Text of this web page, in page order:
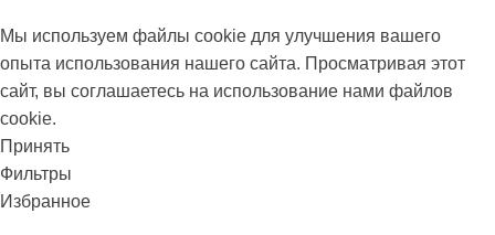
Мы используем файлы cookie для улучшения вашего
опыта использования нашего сайта. Просматривая этот
сайт, вы соглашаетесь на использование нами файлов
cookie.
Принять
Фильтры
Избранное